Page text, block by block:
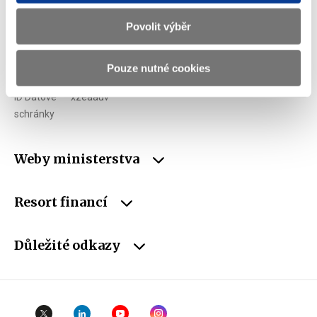
Povolit výběr
Pouze nutné cookies
IČO 00006947
CZ00006947
ID Datové
schránky
xzeaauv
Weby ministerstva
Resort financí
Důležité odkazy